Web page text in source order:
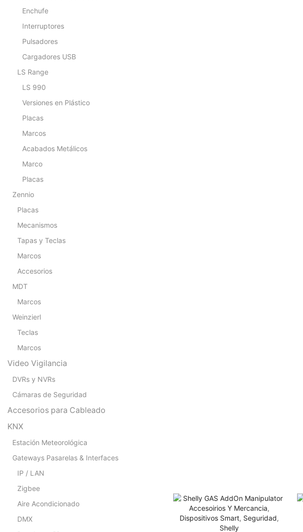
Accesoirios Y Mercancia,
Dispositivos Smart, Seguridad,
Shelly
Enchufe
Interruptores
Pulsadores
Cargadores USB
LS Range
LS 990
Versiones en Plástico
Placas
Marcos
Acabados Metálicos
Marco
Placas
Zennio
Placas
Mecanismos
Tapas y Teclas
Marcos
Accesorios
MDT
Marcos
Weinzierl
Teclas
Marcos
Video Vigilancia
DVRs y NVRs
Cámaras de Seguridad
Accesorios para Cableado
KNX
Estación Meteorológica
Gateways Pasarelas & Interfaces
IP / LAN
Zigbee
Aire Acondicionado
DMX